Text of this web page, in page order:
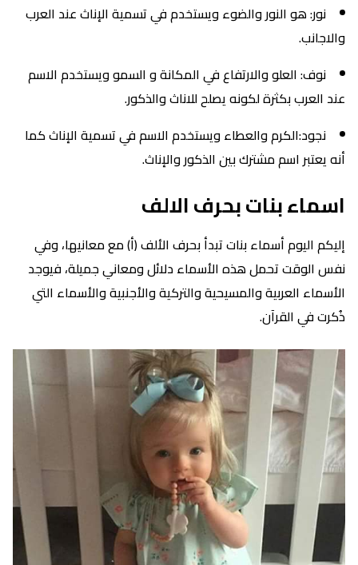
نور: هو النور والضوء ويستخدم في تسمية الإناث عند العرب
والاجانب.
نوف: العلو والارتفاع في المكانة و السمو ويستخدم الاسم
عند العرب بكثرة لكونه يصلح للاناث والذكور.
نجود:الكرم والعطاء ويستخدم الاسم في تسمية الإناث كما
أنه يعتبر اسم مشترك بين الذكور والإناث.
اسماء بنات بحرف الالف
إليكم اليوم أسماء بنات تبدأ بحرف الألف (أ) مع معانيها، وفي
نفس الوقت تحمل هذه الأسماء دلائل ومعاني جميلة، فيوجد
الأسماء العربية والمسيحية والتركية والأجنبية والأسماء التي
ذُكرت في القرآن.